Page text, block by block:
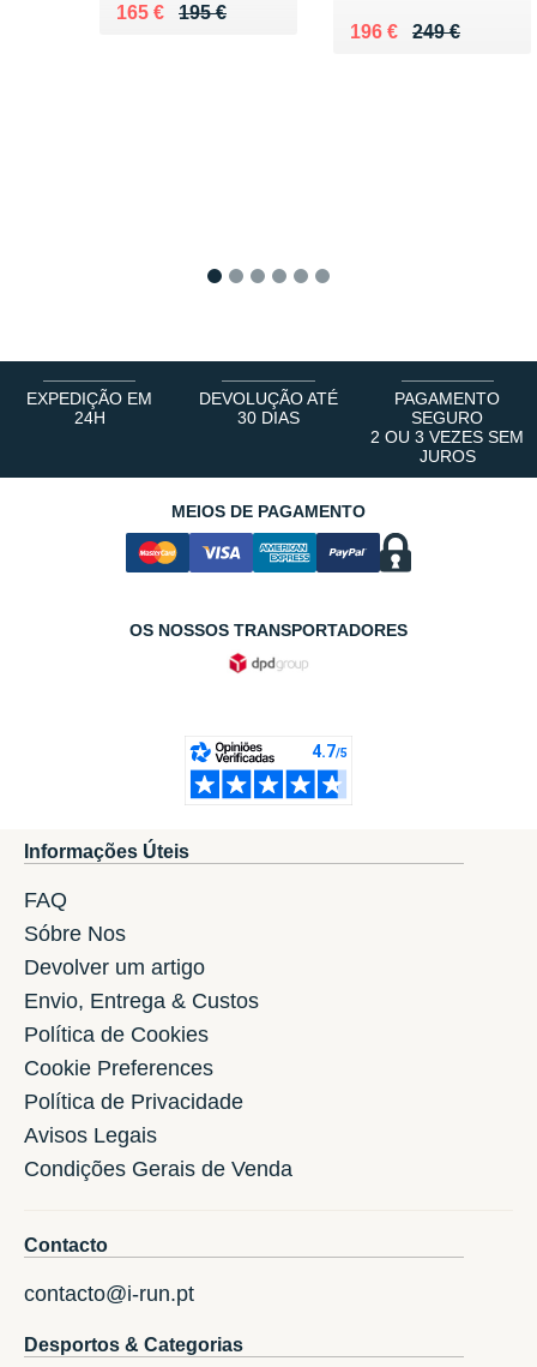
195 €
Au lieu de 195 €
165 €
Vendu 165 €
249 €
Au lieu de 249 €
196 €
Vendu 196 €
EXPEDIÇÃO EM
24H
DEVOLUÇÃO ATÉ
30 DIAS
PAGAMENTO
SEGURO
2 OU 3 VEZES SEM
JUROS
MEIOS DE PAGAMENTO
OS NOSSOS TRANSPORTADORES
Informações Úteis
FAQ
Sóbre Nos
Devolver um artigo
Envio, Entrega & Custos
Política de Cookies
Cookie Preferences
Política de Privacidade
Avisos Legais
Condições Gerais de Venda
Contacto
contacto@i-run.pt
Desportos & Categorias